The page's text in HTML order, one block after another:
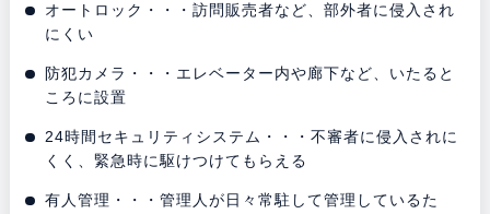
オートロック・・・訪問販売者など、部外者に侵入され
にくい
防犯カメラ・・・エレベーター内や廊下など、いたると
ころに設置
24時間セキュリティシステム・・・不審者に侵入されに
くく、緊急時に駆けつけてもらえる
有人管理・・・管理人が日々常駐して管理しているた